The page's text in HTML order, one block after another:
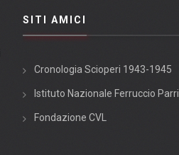
SITI AMICI
Cronologia Scioperi 1943-1945
Istituto Nazionale Ferruccio Parri
Fondazione CVL